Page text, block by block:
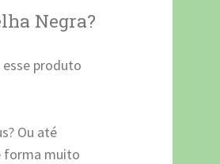
Negra?
produto
Ou até
forma muito